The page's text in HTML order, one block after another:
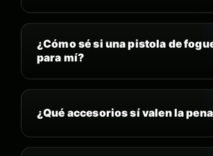
¿Cómo sé si una pistola de
para mí?
¿Qué accesorios sí valen la